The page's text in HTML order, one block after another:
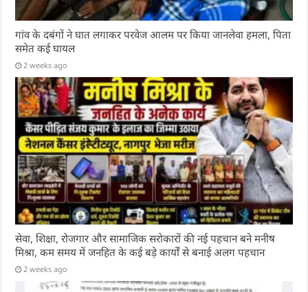
गांव के दबंगों ने घात लगाकर परवेज आलम पर किया जानलेवा हमला, पिता
समेत कई घायल
2 weeks ago
सेवा, शिक्षा, रोजगार और सामाजिक सरोकारों की नई पहचान बने मनीष
मिश्रा, कम समय में जनहित के कई बड़े कार्यों से बनाई अलग पहचान
2 weeks ago